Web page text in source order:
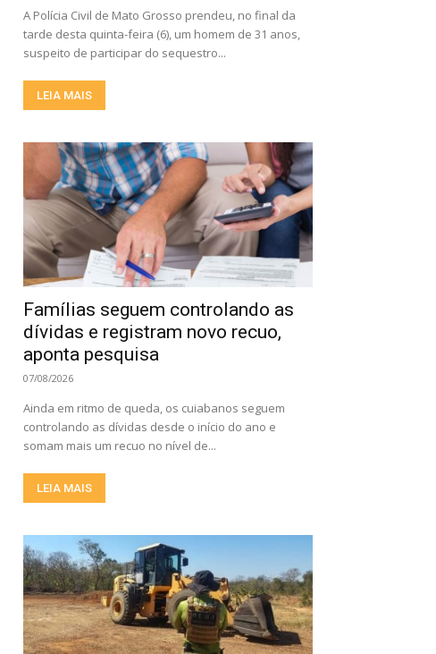
A Polícia Civil de Mato Grosso prendeu, no final da
tarde desta quinta-feira (6), um homem de 31 anos,
suspeito de participar do sequestro...
LEIA MAIS
Famílias seguem controlando as
dívidas e registram novo recuo,
aponta pesquisa
07/08/2026
Ainda em ritmo de queda, os cuiabanos seguem
controlando as dívidas desde o início do ano e
somam mais um recuo no nível de...
LEIA MAIS